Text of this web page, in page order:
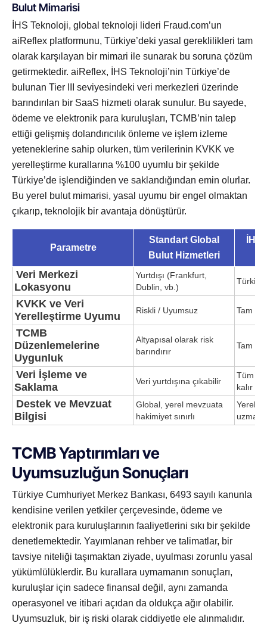
Bulut Mimarisi
İHS Teknoloji, global teknoloji lideri Fraud.com’un
aiReflex platformunu, Türkiye’deki yasal gereklilikleri tam
olarak karşılayan bir mimari ile sunarak bu soruna çözüm
getirmektedir. aiReflex, İHS Teknoloji’nin Türkiye’de
bulunan Tier III seviyesindeki veri merkezleri üzerinde
barındırılan bir SaaS hizmeti olarak sunulur. Bu sayede,
ödeme ve elektronik para kuruluşları, TCMB’nin talep
ettiği gelişmiş dolandırıcılık önleme ve işlem izleme
yeteneklerine sahip olurken, tüm verilerinin KVKK ve
yerelleştirme kurallarına %100 uyumlu bir şekilde
Türkiye’de işlendiğinden ve saklandığından emin olurlar.
Bu yerel bulut mimarisi, yasal uyumu bir engel olmaktan
çıkarıp, teknolojik bir avantaja dönüştürür.
Parametre
Standart Global
Bulut Hizmetleri
Veri Merkezi
Lokasyonu
Yurtdışı (Frankfurt,
Dublin, vb.)
Türkiye
KVKK ve Veri
Yerelleştirme Uyumu
Riskli / Uyumsuz Tam
TCMB
Düzenlemelerine
Uygunluk
Altyapısal olarak risk
barındırır
Tam
Veri İşleme ve
Saklama
Veri yurtdışına çıkabilir
Tüm
kalır
Destek ve Mevzuat
Bilgisi
Global, yerel mevzuata
hakimiyet sınırlı
Yerel,
uzman
TCMB Yaptırımları ve
Uyumsuzluğun Sonuçları
Türkiye Cumhuriyet Merkez Bankası, 6493 sayılı kanunla
kendisine verilen yetkiler çerçevesinde, ödeme ve
elektronik para kuruluşlarının faaliyetlerini sıkı bir şekilde
denetlemektedir. Yayımlanan rehber ve talimatlar, bir
tavsiye niteliği taşımaktan ziyade, uyulması zorunlu yasal
yükümlülüklerdir. Bu kurallara uymamanın sonuçları,
kuruluşlar için sadece finansal değil, aynı zamanda
operasyonel ve itibari açıdan da oldukça ağır olabilir.
Uyumsuzluk, bir iş riski olarak ciddiyetle ele alınmalıdır.